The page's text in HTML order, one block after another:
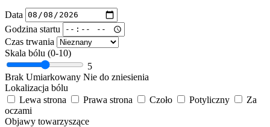
Data
Godzina startu
Czas trwania
Skala bólu (0-10)
5
Brak Umiarkowany Nie do zniesienia
Lokalizacja bólu
Lewa strona
Prawa strona Czoło Potyliczny
Za
oczami
Objawy towarzyszące